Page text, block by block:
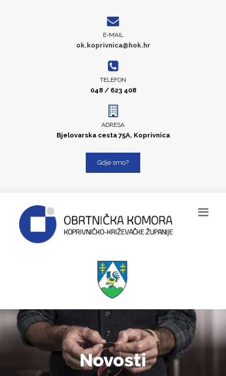
E-MAIL
ok.koprivnica@hok.hr
TELEFON
048 / 623 408
ADRESA
Bjelovarska cesta 75A, Koprivnica
Gdje smo?
Novosti